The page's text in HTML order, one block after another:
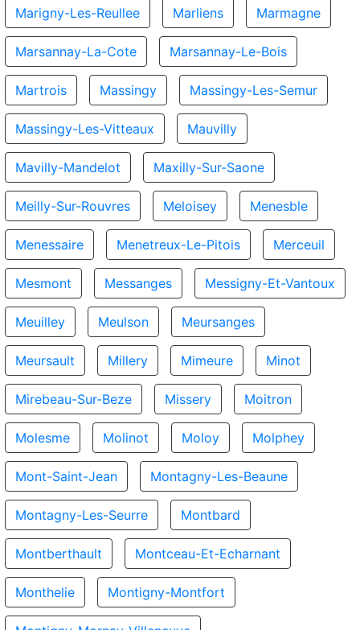
Marigny-Les-Reullee Marliens Marmagne
Marsannay-La-Cote Marsannay-Le-Bois
Martrois Massingy Massingy-Les-Semur
Massingy-Les-Vitteaux Mauvilly
Mavilly-Mandelot Maxilly-Sur-Saone
Meilly-Sur-Rouvres Meloisey Menesble
Menessaire Menetreux-Le-Pitois Merceuil
Mesmont Messanges Messigny-Et-Vantoux
Meuilley Meulson Meursanges
Meursault Millery Mimeure Minot
Mirebeau-Sur-Beze Missery Moitron
Molesme Molinot Moloy Molphey
Mont-Saint-Jean Montagny-Les-Beaune
Montagny-Les-Seurre Montbard
Montberthault Montceau-Et-Echarnant
Monthelie Montigny-Montfort